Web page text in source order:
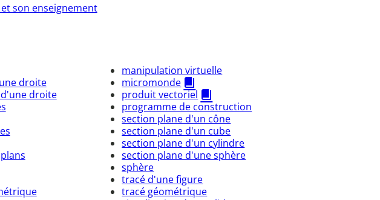
son enseignement
droite
droite
manipulation virtuelle
micromonde
produit vectoriel
programme de construction
section plane d'un cône
section plane d'un cube
section plane d'un cylindre
section plane d'une sphère
sphère
tracé d'une figure
tracé géométrique